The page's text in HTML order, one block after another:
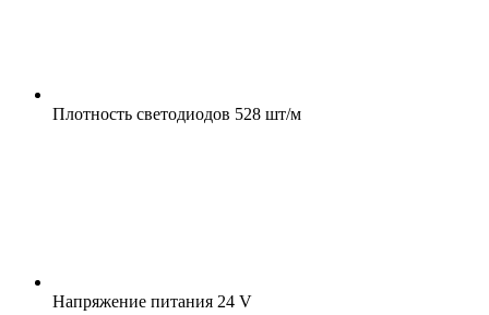
Плотность светодиодов 528 шт/м
Напряжение питания 24 V